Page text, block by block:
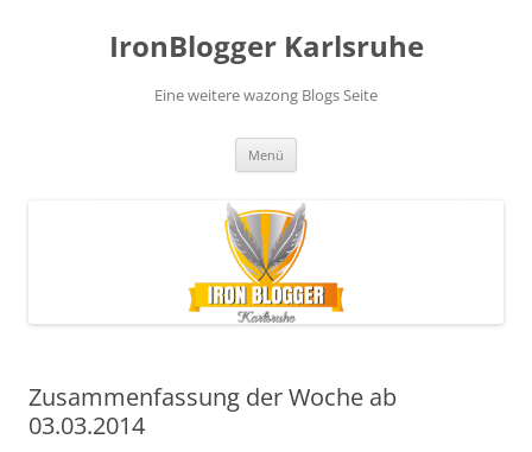
IronBlogger Karlsruhe
Eine weitere wazong Blogs Seite
Menü
Zusammenfassung der Woche ab
03.03.2014